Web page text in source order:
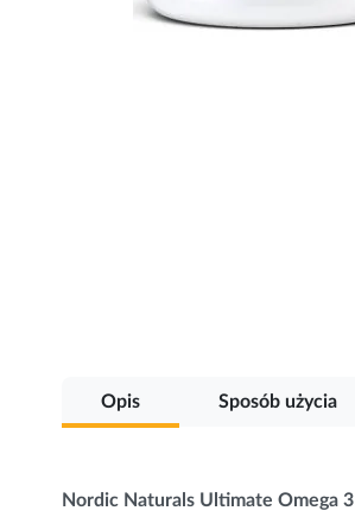
Opis
Nordic Naturals Ultimate Omega 3
Sposób użycia